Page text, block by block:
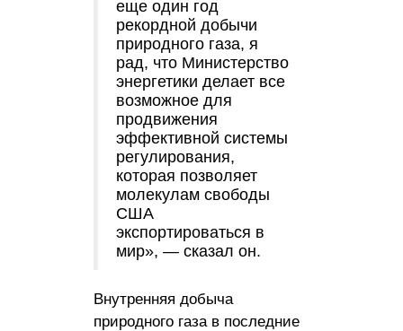
еще один год
рекордной добычи
природного газа, я
рад, что Министерство
энергетики делает все
возможное для
продвижения
эффективной системы
регулирования,
которая позволяет
молекулам свободы
США
экспортироваться в
мир», — сказал он.
Внутренняя добыча
природного газа в последние